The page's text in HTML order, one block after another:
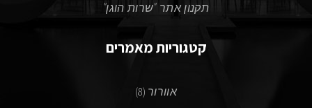
תקנון אתר "שרות הוגן"
קטגוריות מאמרים
אוורור (8)